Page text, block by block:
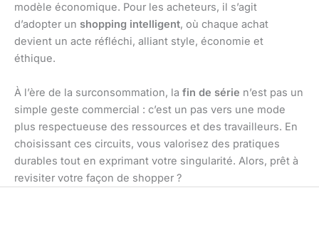
modèle économique. Pour les acheteurs, il s’agit
d’adopter un shopping intelligent, où chaque achat
devient un acte réfléchi, alliant style, économie et
éthique.
À l’ère de la surconsommation, la fin de série n’est pas un
simple geste commercial : c’est un pas vers une mode
plus respectueuse des ressources et des travailleurs. En
choisissant ces circuits, vous valorisez des pratiques
durables tout en exprimant votre singularité. Alors, prêt à
revisiter votre façon de shopper ?